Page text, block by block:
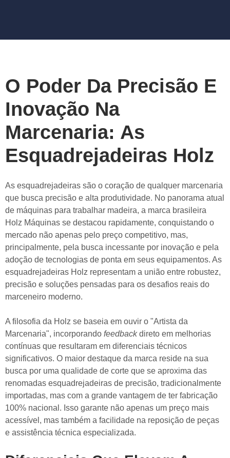
O Poder Da Precisão E
Inovação Na
Marcenaria: As
Esquadrejadeiras Holz
As esquadrejadeiras são o coração de qualquer marcenaria
que busca precisão e alta produtividade. No panorama atual
de máquinas para trabalhar madeira, a marca brasileira
Holz Máquinas se destacou rapidamente, conquistando o
mercado não apenas pelo preço competitivo, mas,
principalmente, pela busca incessante por inovação e pela
adoção de tecnologias de ponta em seus equipamentos. As
esquadrejadeiras Holz representam a união entre robustez,
precisão e soluções pensadas para os desafios reais do
marceneiro moderno.
A filosofia da Holz se baseia em ouvir o "Artista da
Marcenaria", incorporando feedbackdireto em melhorias
contínuas que resultaram em diferenciais técnicos
significativos. O maior destaque da marca reside na sua
busca por uma qualidade de corte que se aproxima das
renomadas esquadrejadeiras de precisão, tradicionalmente
importadas, mas com a grande vantagem de ter fabricação
100% nacional . Isso garante não apenas um preço mais
acessível, mas também a facilidade na reposição de peças
e assistência técnica especializada.